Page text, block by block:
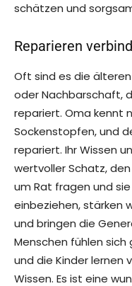
schätzen und
Reparieren
Oft sind es die
oder Nachbarschaft,
repariert. Oma kennt
Sockenstopfen, und
repariert. Ihr Wissen
wertvoller Schatz,
um Rat fragen und
einbeziehen, stärken
und bringen die
Menschen fühlen
und die Kinder lernen
Wissen. Es ist eine